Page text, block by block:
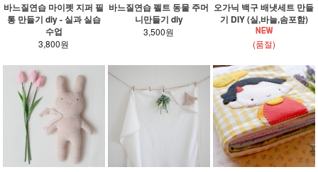
바느질연습 마이펫 지퍼 필
통 만들기 diy - 실과 실습
수업
3,800원
바느질연습 펠트 동물 주머
니만들기 diy
3,500원
오가닉 백구 배냇세트 만들
기 DIY (실,바늘,솜포함)
(품절)